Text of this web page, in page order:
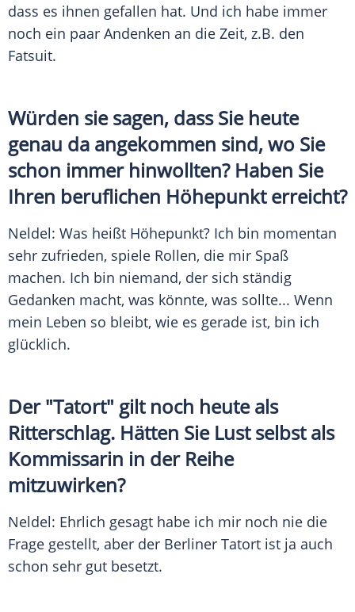
dass es ihnen gefallen hat. Und ich habe immer
noch ein paar Andenken an die Zeit, z.B. den
Fatsuit.
Würden sie sagen, dass Sie heute
genau da angekommen sind, wo Sie
schon immer hinwollten? Haben Sie
Ihren beruflichen Höhepunkt erreicht?
Neldel: Was heißt Höhepunkt? Ich bin momentan
sehr zufrieden, spiele Rollen, die mir Spaß
machen. Ich bin niemand, der sich ständig
Gedanken macht, was könnte, was sollte... Wenn
mein Leben so bleibt, wie es gerade ist, bin ich
glücklich.
Der "Tatort" gilt noch heute als
Ritterschlag. Hätten Sie Lust selbst als
Kommissarin in der Reihe
mitzuwirken?
Neldel: Ehrlich gesagt habe ich mir noch nie die
Frage gestellt, aber der Berliner Tatort ist ja auch
schon sehr gut besetzt.